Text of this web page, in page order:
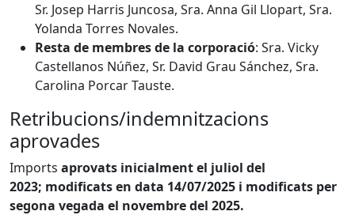
Sr. Josep Harris Juncosa, Sra. Anna Gil Llopart, Sra.
Yolanda Torres Novales.
Resta de membres de la corporació: Sra. Vicky
Castellanos Núñez, Sr. David Grau Sánchez, Sra.
Carolina Porcar Tauste.
Retribucions/indemnitzacions
aprovades
Imports aprovats inicialment el juliol del
2023; modificats en data 14/07/2025 i modificats per
segona vegada el novembre del 2025.